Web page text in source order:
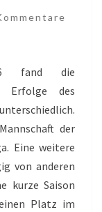
fand die
Erfolge des
der
Eine weitere
von anderen
kurze Saison
Platz im